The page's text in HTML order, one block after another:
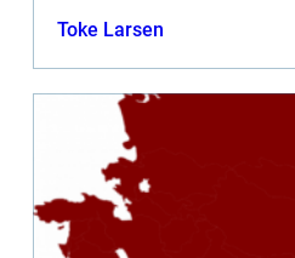
Toke Larsen